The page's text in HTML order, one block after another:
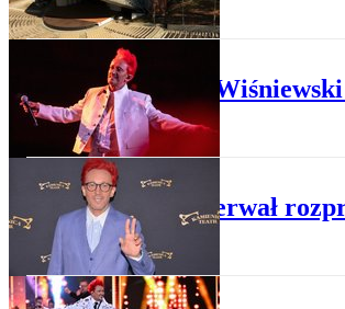
Michał
Sąd przerwał
PRAWO KARNE